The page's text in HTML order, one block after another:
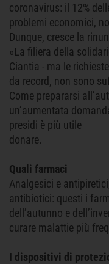
coronavirus: il 12%
problemi economici,
Dunque, cresce la
«La filiera della
Ciantia - ma le
da record, non sono
Come prepararsi
un’aumentata
presidi è più utile
donare.
Quali farmaci
Analgesici e
antibiotici: questi i
dell’autunno e
curare malattie più
I dispositivi di